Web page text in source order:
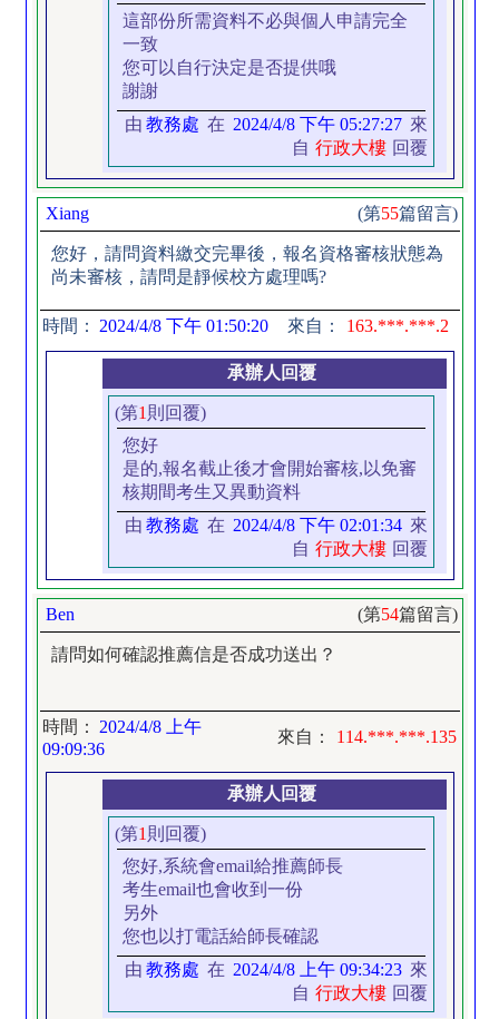
這部份所需資料不必與個人申請完全
一致
您可以自行決定是否提供哦
謝謝
由 教務處 在 2024/4/8 下午 05:27:27 來
自 行政大樓 回覆
Xiang (第55篇留言)
您好，請問資料繳交完畢後，報名資格審核狀態為
尚未審核，請問是靜候校方處理嗎?
時間： 2024/4/8 下午 01:50:20 來自： 163.***.***.2
承辦人回覆
(第1 則回覆)
您好
是的,報名截止後才會開始審核,以免審
核期間考生又異動資料
由 教務處 在 2024/4/8 下午 02:01:34 來
自 行政大樓 回覆
Ben (第54篇留言)
請問如何確認推薦信是否成功送出？
時間：
2024/4/8 上午
09:09:36
來自： 114.***.***.135
承辦人回覆
(第1 則回覆)
您好,系統會email給推薦師長
考生email也會收到一份
另外
您也以打電話給師長確認
由 教務處 在 2024/4/8 上午 09:34:23 來
自 行政大樓 回覆